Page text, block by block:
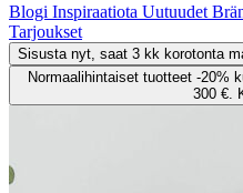
Blogi Inspiraatiota Uutuudet
Tarjoukset
Sisusta nyt, saat 3 kk korotonta
Normaalihintaiset tuotteet -20%
300 €.